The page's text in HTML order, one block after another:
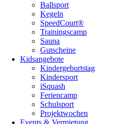
Ballsport
Kegeln
SpeedCourt®
Trainingscamp
Sauna
Gutscheine
Kidsangebote
Kindergeburtstag
Kindersport
iSquash
Feriencamp
Schulsport
Projektwochen
Events & Vermietung